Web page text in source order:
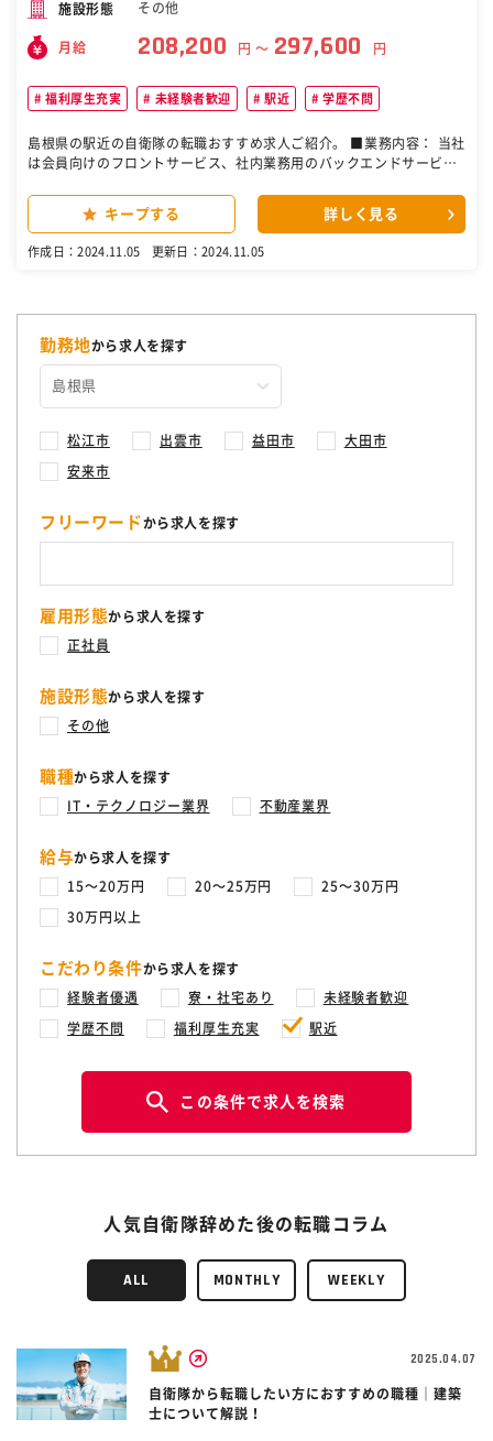
施設形態 その他
月給 208,200 円 〜 297,600 円
福利厚生充実 未経験者歓迎 駅近 学歴不問
島根県の駅近の自衛隊の転職おすすめ求人ご紹介。 ■業務内容： 当社
は会員向けのフロントサービス、社内業務用のバックエンドサービス
スのシステム運営業務や業務改善を担う運用部署にて募集を行いま
す。 ＜主な業務内容＞ ・サービス運用におけるデータベースの更新処
効率化などの業務改善の企画立案、実装 ・各部署からの問い合わせ対
未経験で入社し活躍している社員もおります。 ・開発及び運用保守は
どの上流工程に関わることも可能です。 ・WELBOXやカフェテリアプ
サーバー設置なども行っており、働きやすい環境づくりに取り組んで
います。 ■環境・技術情報： 開発環境：OS（使っているサーバ）:Wi
ndows Server データベース製品:SQLServer/MySQL 開発言語：C#
o RPA開発：UiPath/Power Automate Desktop コミュニケーショ
ン：Teams ■当社について： 当社は、大手企業を中心に従業員の健
利厚生サービス）やKENPOS（健康維持・増進のためのWeb・アプリ
サービス）、インセンティブ・プラス（報奨制度を簡単に運用するこ
とができるWebサービス）など様々なサービスを通じて、健康で豊か
の範囲：会社の定める業務 ［自衛隊・転職・求人］
キープする 詳しく見る
作成日：2024.11.05 更新日：2024.11.05
勤務地から求人を探す
松江市 出雲市 益田市 大田市
安来市
フリーワードから求人を探す
雇用形態から求人を探す
正社員
施設形態から求人を探す
その他
職種から求人を探す
IT・テクノロジー業界 不動産業界
給与から求人を探す
15〜20万円 20〜25万円 25〜30万円
30万円以上
こだわり条件から求人を探す
経験者優遇 寮・社宅あり 未経験者歓迎
学歴不問 福利厚生充実 駅近
この条件で求人を検索
人気自衛隊辞めた後の転職コラム
ALL MONTHLY WEEKLY
2025.04.07
自衛隊から転職したい方におすすめの職種｜建築
士について解説！